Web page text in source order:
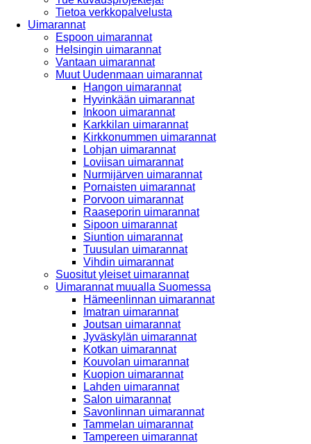
Tietoa verkkopalvelusta
Uimarannat
Espoon uimarannat
Helsingin uimarannat
Vantaan uimarannat
Muut Uudenmaan uimarannat
Hangon uimarannat
Hyvinkään uimarannat
Inkoon uimarannat
Karkkilan uimarannat
Kirkkonummen uimarannat
Lohjan uimarannat
Loviisan uimarannat
Nurmijärven uimarannat
Pornaisten uimarannat
Porvoon uimarannat
Raaseporin uimarannat
Sipoon uimarannat
Siuntion uimarannat
Tuusulan uimarannat
Vihdin uimarannat
Suositut yleiset uimarannat
Uimarannat muualla Suomessa
Hämeenlinnan uimarannat
Imatran uimarannat
Joutsan uimarannat
Jyväskylän uimarannat
Kotkan uimarannat
Kouvolan uimarannat
Kuopion uimarannat
Lahden uimarannat
Salon uimarannat
Savonlinnan uimarannat
Tammelan uimarannat
Tampereen uimarannat